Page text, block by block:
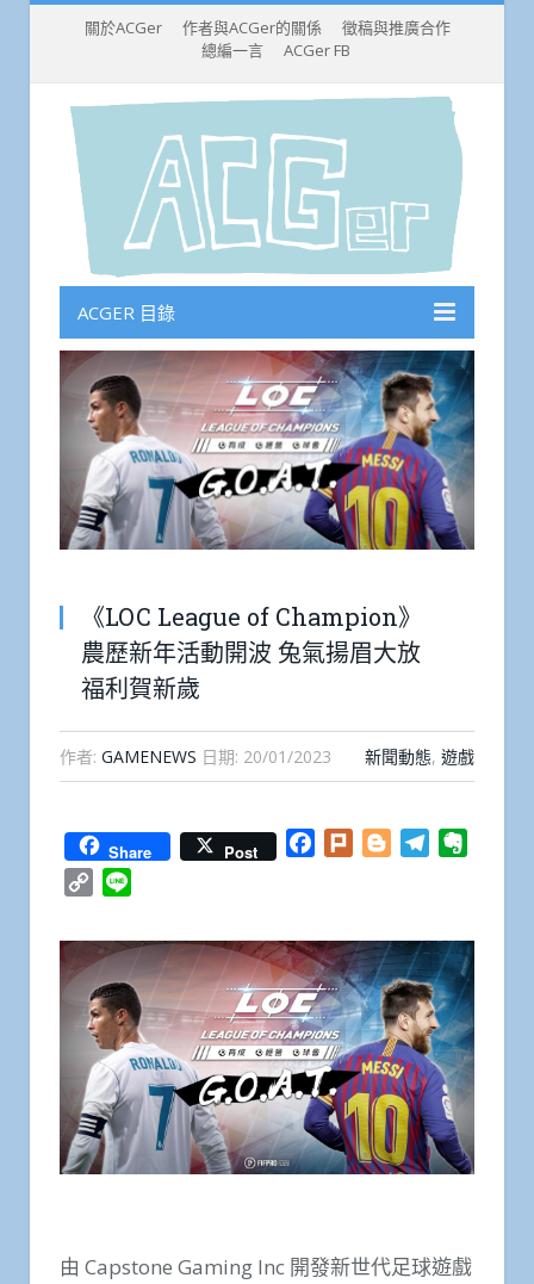
關於ACGer 作者與ACGer的關係
徵稿與推廣合作
總編一言
ACGer FB
ACGER 目錄
《LOC League of Champion》
農歷新年活動開波 兔氣揚眉大放
福利賀新歲
作者: GAMENEWS 日期: 20/01/2023 新聞動態, 遊戲
Share Post Facebook
Plurk BloggerTelegram
Copy
由 Capstone Gaming Inc 開發新世代足球遊戲